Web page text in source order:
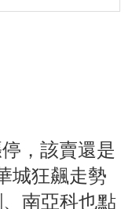
，該賣還是
城狂飆走勢
、南亞科也點